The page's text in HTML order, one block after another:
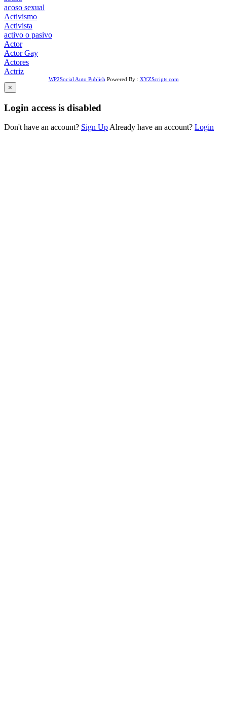
acoso sexual
Activismo
Activista
activo o pasivo
Actor
Actor Gay
Actores
Actriz
WP2Social Auto Publish Powered By : XYZScripts.com
×
Login access is disabled
Don't have an account? Sign UpAlready have an account? Login